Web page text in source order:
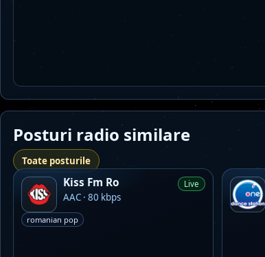
Posturi radio similare
Toate posturile
Kiss Fm Ro
AAC · 80 kbps
Live
romanian pop